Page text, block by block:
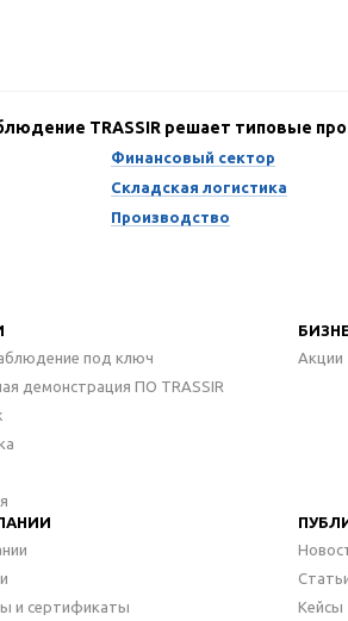
TRASSIR решает типовые
Финансовый сектор
Складская логистика
Производство
под ключ
демонстрация ПО TRASSIR
Акции
и сертификаты
Кейсы